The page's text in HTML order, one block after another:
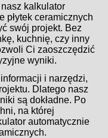
kalkulator
płytek ceramicznych
swój projekt. Bez
kuchnię, czy inny
Ci zaoszczędzić
wyniki.
i narzędzi,
Dlatego nasz
są dokładne. Po
na której
automatycznie